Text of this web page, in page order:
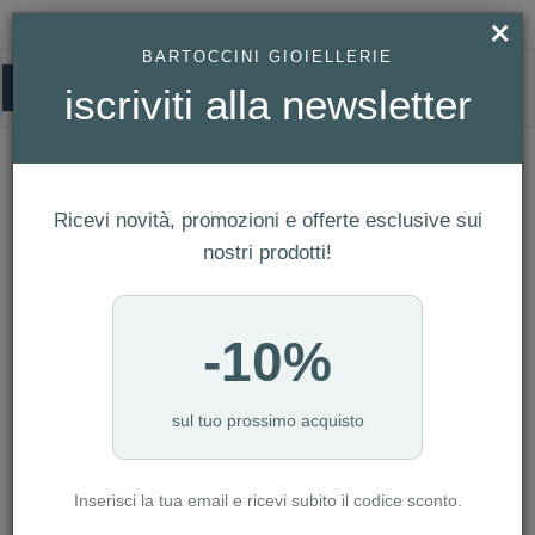
HOMEPAGE BRACCIALE IN ORO GIALLO SIMBOLO DELFINO REF. 766599
Bracciale in Oro Giallo Simbolo Delfino
Ref. 766599
×
BARTOCCINI GIOIELLERIE
iscriviti alla newsletter
Ricevi novità, promozioni e offerte esclusive sui
nostri prodotti!
-10%
sul tuo prossimo acquisto
Inserisci la tua email e ricevi subito il codice sconto.